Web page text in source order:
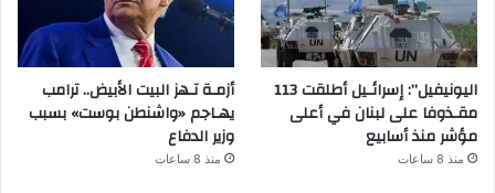
اليونيفيل”: إسرائـيل أطلقت 113
مقـذوفا على لبنان في أعلى
مؤشر منذ أسابيع
منذ 8 ساعات
أزمـة تـهز البيت الأبيض.. ترامب
يهـاجم «واشنطن بوست» بسبب
وزير الدفاع
منذ 8 ساعات